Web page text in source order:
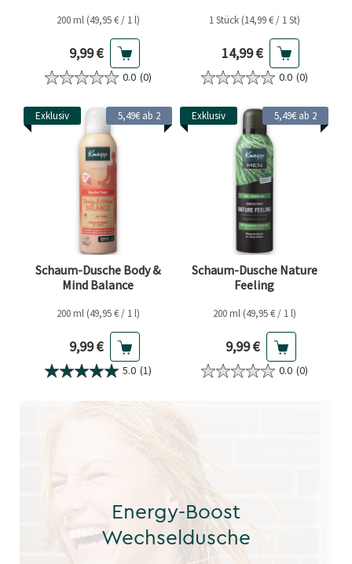
200 ml (49,95 € / 1 l)
Aktueller Preis
9,99 €
0.0 (0)
1 Stück (14,99 € / 1 St)
Aktueller Preis
14,99 €
0.0 (0)
5,49€ ab 2
Exklusiv
Schaum-Dusche Body &
Mind Balance
200 ml (49,95 € / 1 l)
Aktueller Preis
9,99 €
5.0 (1)
5,49€ ab 2
Exklusiv
Schaum-Dusche Nature
Feeling
200 ml (49,95 € / 1 l)
Aktueller Preis
9,99 €
0.0 (0)
Energy-Boost
Wechseldusche